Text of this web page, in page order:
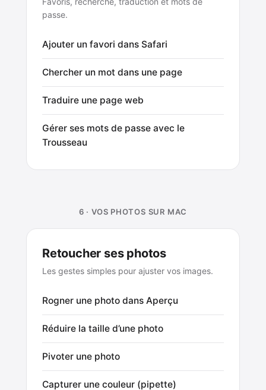
passe.
Ajouter un favori dans Safari
Chercher un mot dans une page
Traduire une page web
Gérer ses mots de passe avec le
Trousseau
6 · VOS PHOTOS SUR MAC
Retoucher ses photos
Les gestes simples pour ajuster vos images.
Rogner une photo dans Aperçu
Réduire la taille d’une photo
Pivoter une photo
Capturer une couleur (pipette)